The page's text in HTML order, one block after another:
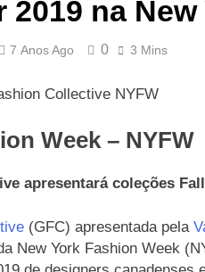
2019 na
7 Anos Ago 0 3 Mins
Week – NYFW
apresentará coleções
(GFC) apresentada pela
New York Fashion Week